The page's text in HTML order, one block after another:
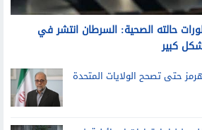
حالته الصحية: السرطان انتشر في
كبير
حتى تصحح الولايات المتحدة